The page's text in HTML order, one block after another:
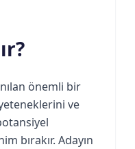
önemli bir
ve
bırakır. Adayın